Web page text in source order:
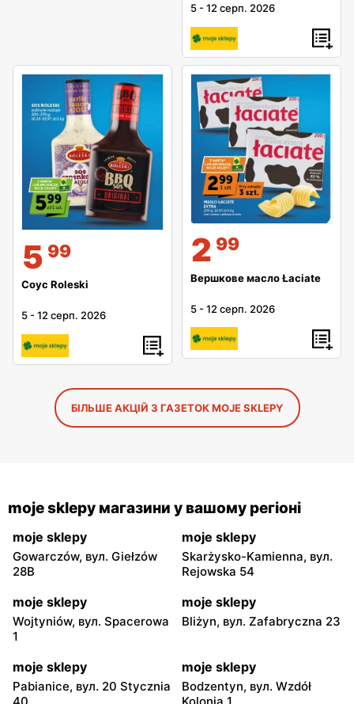
5 -12 серп. 2026
5 99
Соус Roleski
5 -12 серп. 2026
2 99
Вершкове масло Łaciate
5 -12 серп. 2026
БІЛЬШЕ АКЦІЙ З ГАЗЕТОК MOJE SKLEPY
moje sklepy магазини у вашому регіоні
moje sklepy
Gowarczów, вул. Giełzów
28B
moje sklepy
Skarżysko-Kamienna, вул.
Rejowska 54
moje sklepy
Wojtyniów, вул. Spacerowa
1
moje sklepy
Bliżyn, вул. Zafabryczna 23
moje sklepy
Pabianice, вул. 20 Stycznia
moje sklepy
Bodzentyn, вул. Wzdół